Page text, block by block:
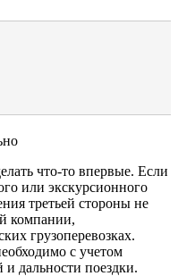
что-то впервые. Если
или экскурсионного
третьей стороны не
компании,
грузоперевозках.
с учетом
и дальности поездки.